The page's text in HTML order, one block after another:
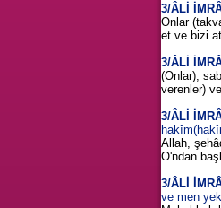
3/ÂLİ
Onlar
et ve bizi
3/ÂLİ
(Onlar),
verenler)
3/ÂLİ
Allah,
O'ndan
3/ÂLİ
ve men